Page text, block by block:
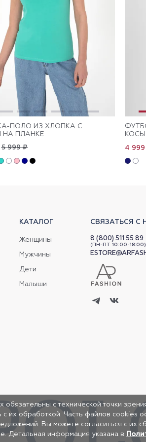
ПОЛО ИЗ ХЛОПКА С
НА ПЛАНКЕ
5 999 ₽
КОСЫ
4 999
КАТАЛОГ
Женщины
Мужчины
Дети
Малыши
СВЯЗАТЬСЯ С
8 (800) 511 55 89
(ПН-ПТ 10:00-18:00)
обязательны с технической точки
их обработкой. Часть файлов cookies
Вы можете согласиться с их
Детальная информация указана в